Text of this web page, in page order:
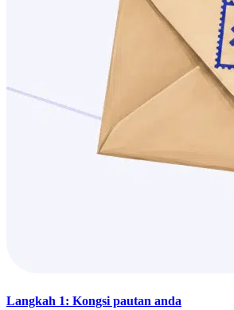
Langkah 1: Kongsi pautan anda